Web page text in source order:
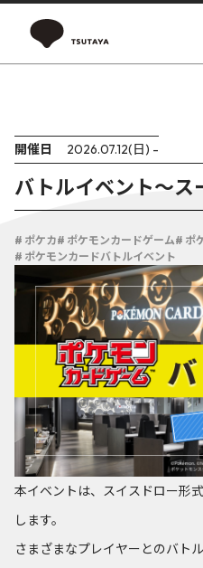
開催日 2026.07.12(日) -
バトルイベント～ス
# ポケカ# ポケモンカードゲーム# ポ
# ポケモンカードバトルイベント
本イベントは、スイスドロー形
します。
さまざまなプレイヤーとのバト